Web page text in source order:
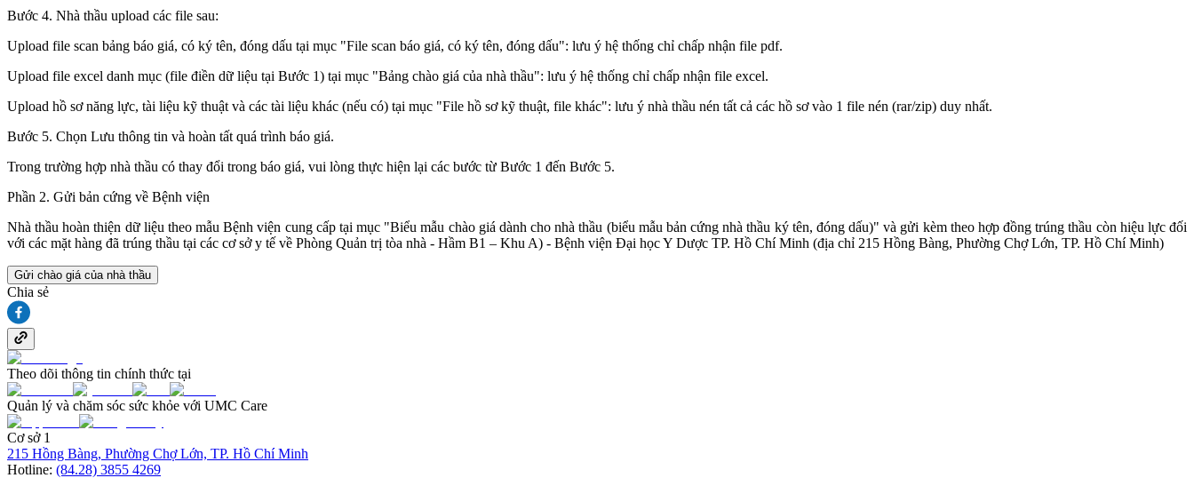
Bước 4. Nhà thầu upload các file sau:
Upload file scan bảng báo giá, có ký tên, đóng dấu tại mục "File scan báo giá, có ký tên, đóng dấu": lưu ý hệ thống chỉ chấp nhận file pdf.
Upload file excel danh mục (file điền dữ liệu tại Bước 1) tại mục "Bảng chào giá của nhà thầu": lưu ý hệ thống chỉ chấp nhận file excel.
Upload hồ sơ năng lực, tài liệu kỹ thuật và các tài liệu khác (nếu có) tại mục "File hồ sơ kỹ thuật, file khác": lưu ý nhà thầu nén tất cả các hồ sơ vào 1 file nén (rar/zip) duy nhất.
Bước 5. Chọn Lưu thông tin và hoàn tất quá trình báo giá.
Trong trường hợp nhà thầu có thay đổi trong báo giá, vui lòng thực hiện lại các bước từ Bước 1 đến Bước 5.
Phần 2. Gửi bản cứng về Bệnh viện
Nhà thầu hoàn thiện dữ liệu theo mẫu Bệnh viện cung cấp tại mục "Biểu mẫu chào giá dành cho nhà thầu (biểu mẫu bản cứng nhà thầu ký tên, đóng dấu)" và gửi kèm theo hợp đồng trúng thầu còn hiệu lực đối
với các mặt hàng đã trúng thầu tại các cơ sở y tế về Phòng Quản trị tòa nhà - Hầm B1 – Khu A) - Bệnh viện Đại học Y Dược TP. Hồ Chí Minh (địa chỉ 215 Hồng Bàng, Phường Chợ Lớn, TP. Hồ Chí Minh)
Gửi chào giá của nhà thầu
Chia sẻ
Theo dõi thông tin chính thức tại
Quản lý và chăm sóc sức khỏe với UMC Care
Cơ sở 1
215 Hồng Bàng, Phường Chợ Lớn, TP. Hồ Chí Minh
Hotline: (84.28) 3855 4269